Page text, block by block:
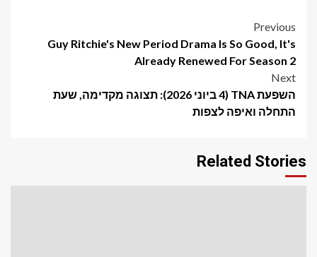
Post
navigation
Previous
Guy Ritchie's New Period Drama Is So Good, It's
Already Renewed For Season 2
Next
השפעת TNA (4 ביוני 2026): תצוגה מקדימה, שעת
התחלה ואיפה לצפות
Related Stories